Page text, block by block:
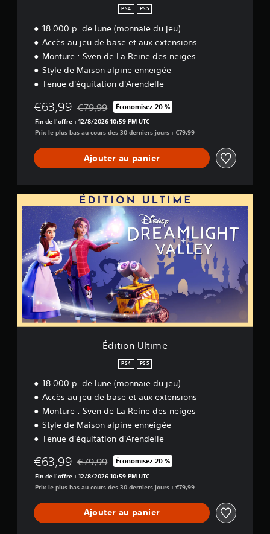
PS4 PS5
18 000 p. de lune (monnaie du jeu)
Accès au jeu de base et aux extensions
Monture : Sven de La Reine des neiges
Style de Maison alpine enneigée
Tenue d'équitation d'Arendelle
€63,99 Remise par rapport au prix d'origine de €79,99
€79,99 Économisez 20 %
Fin de l'offre : 12/8/2026 10:59 PM UTC
Prix le plus bas au cours des 30 derniers jours : €79,99
Ajouter au panier
U
m
e
Édition Ultime
PS4 PS5
18 000 p. de lune (monnaie du jeu)
Accès au jeu de base et aux extensions
Monture : Sven de La Reine des neiges
Style de Maison alpine enneigée
Tenue d'équitation d'Arendelle
€63,99 Remise par rapport au prix d'origine de €79,99
€79,99 Économisez 20 %
Fin de l'offre : 12/8/2026 10:59 PM UTC
Prix le plus bas au cours des 30 derniers jours : €79,99
Ajouter au panier